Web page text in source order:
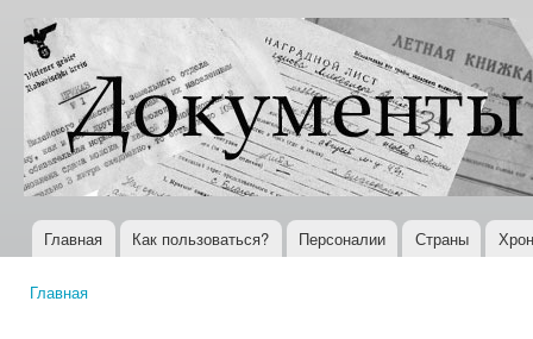
Документы
XX века
Всемирная
история в
Интернете
Главное меню
Главная Как пользоваться? Персоналии Страны
Главная